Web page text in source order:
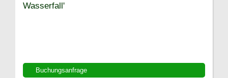
Buchungsanfrage
Wasserfall'